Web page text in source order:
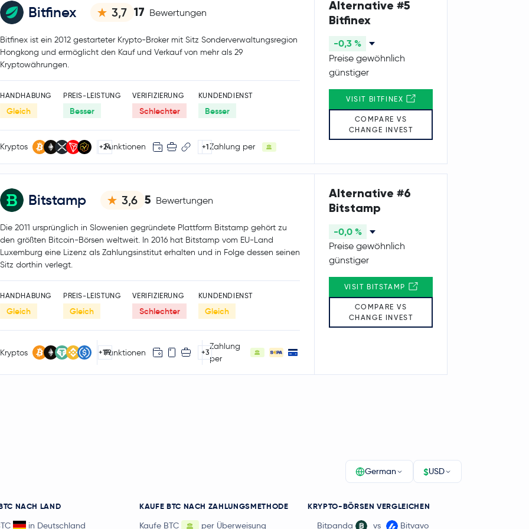
Bitfinex 3,7 17 Bewertungen
Bitfinex ist ein 2012 gestarteter Krypto-Broker mit Sitz Sonderverwaltungsregion
Hongkong und ermöglicht den Kauf und Verkauf von mehr als 29
Kryptowährungen.
HANDHABUNG
Gleich
PREIS-LEISTUNG
Besser
VERIFIZIERUNG
Schlechter
KUNDENDIENST
Besser
Kryptos +24Funktionen +1Zahlung per
Alternative #5
Bitfinex
-0,3 %
Preise gewöhnlich
günstiger
VISIT BITFINEX
COMPARE VS
CHANGE INVEST
Bitstamp 3,6 5 Bewertungen
Die 2011 ursprünglich in Slowenien gegründete Plattform Bitstamp gehört zu
den größten Bitcoin-Börsen weltweit. In 2016 hat Bitstamp vom EU-Land
Luxemburg eine Lizenz als Zahlungsinstitut erhalten und in Folge dessen seinen
Sitz dorthin verlegt.
HANDHABUNG
Gleich
PREIS-LEISTUNG
Gleich
VERIFIZIERUNG
Schlechter
KUNDENDIENST
Gleich
Kryptos +119Funktionen +3
Zahlung
per
Alternative #6
Bitstamp
-0,0 %
Preise gewöhnlich
günstiger
VISIT BITSTAMP
COMPARE VS
CHANGE INVEST
German $USD
NACH LAND
in Deutschland
KAUFE BTC NACH ZAHLUNGSMETHODE
Kaufe BTC per Überweisung
KRYPTO-BÖRSEN VERGLEICHEN
Bitpanda vs Bitvavo